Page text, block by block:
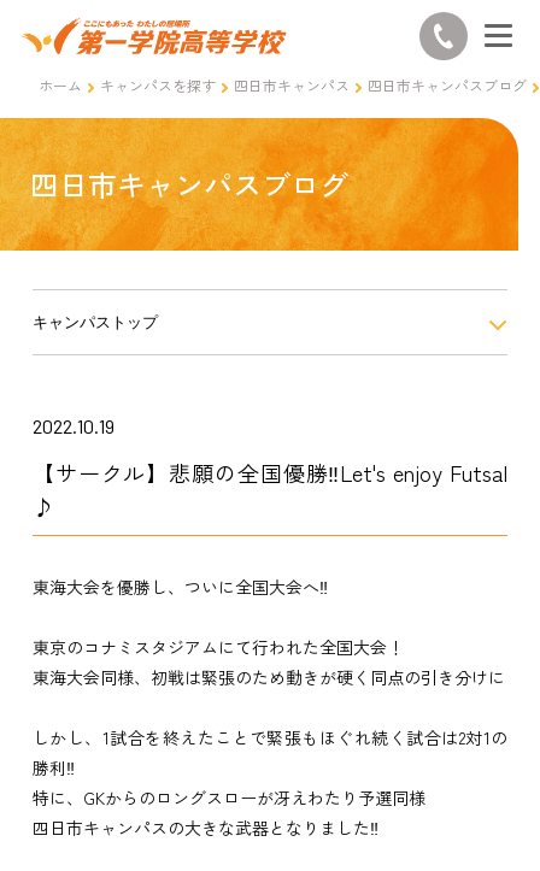
ホーム キャンパスを探す 四日市キャンパス 四日市キャンパスブログ
四日市キャンパスブログ
キャンパストップ
2022.10.19
【サークル】悲願の全国優勝‼Let's enjoy Futsal
♪
東海大会を優勝し、ついに全国大会へ‼
東京のコナミスタジアムにて行われた全国大会！
東海大会同様、初戦は緊張のため動きが硬く同点の引き分けに
しかし、1試合を終えたことで緊張もほぐれ続く試合は2対1の
勝利‼
特に、GKからのロングスローが冴えわたり予選同様
四日市キャンパスの大きな武器となりました‼